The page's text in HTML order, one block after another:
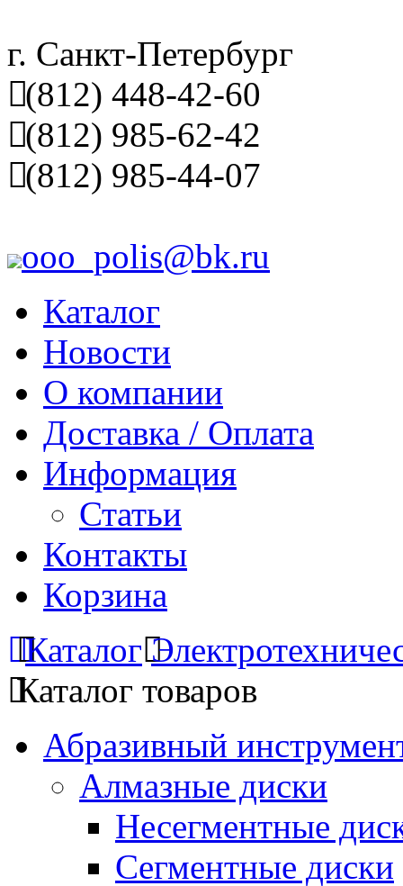
г. Санкт-Петербург
(812) 448-42-60
(812) 985-62-42
(812) 985-44-07
ooo_polis@bk.ru
Каталог
Новости
О компании
Доставка / Оплата
Информация
Статьи
Контакты
Корзина
Каталог
Каталог товаров
Абразивный
Алмазные диски
Несегментные
Сегментные диски